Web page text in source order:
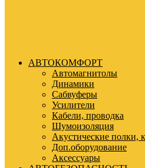
АВТОКОМФОРТ
Автомагнитолы
Динамики
Сабвуферы
Усилители
Кабели, проводка
Шумоизоляция
Акустические полки,
Доп.оборудование
Аксессуары